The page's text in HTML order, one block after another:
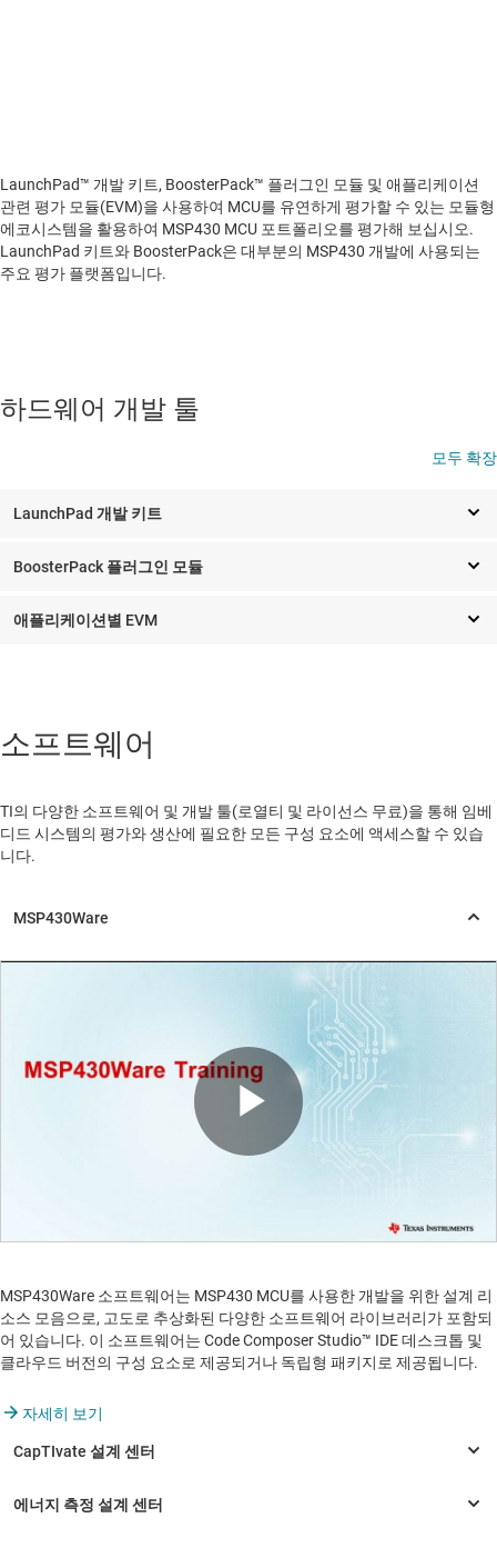
LaunchPad™ 개발 키트, BoosterPack™ 플러그인 모듈 및 애플리케이션
관련 평가 모듈(EVM)을 사용하여 MCU를 유연하게 평가할 수 있는 모듈형
에코시스템을 활용하여 MSP430 MCU 포트폴리오를 평가해 보십시오.
LaunchPad 키트와 BoosterPack은 대부분의 MSP430 개발에 사용되는
주요 평가 플랫폼입니다.
하드웨어 개발 툴
모두 확장
LaunchPad 개발 키트
BoosterPack 플러그인 모듈
애플리케이션별 EVM
소프트웨어
TI의 다양한 소프트웨어 및 개발 툴(로열티 및 라이선스 무료)을 통해 임베
디드 시스템의 평가와 생산에 필요한 모든 구성 요소에 액세스할 수 있습
니다.
MSP430Ware 소프트웨어는 MSP430 MCU를 사용한 개발을 위한 설계 리
소스 모음으로, 고도로 추상화된 다양한 소프트웨어 라이브러리가 포함되
어 있습니다. 이 소프트웨어는 Code Composer Studio™ IDE 데스크톱 및
클라우드 버전의 구성 요소로 제공되거나 독립형 패키지로 제공됩니다.
자세히 보기
Play
Video